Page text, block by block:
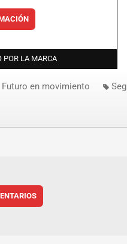
POR LA MARCA
Futuro en movimiento